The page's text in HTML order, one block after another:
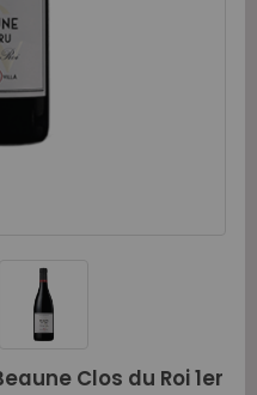
Clos du Roi 1er